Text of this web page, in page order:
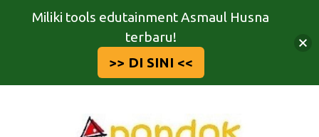
Miliki tools edutainment Asmaul Husna
terbaru!
>> DI SINI <<